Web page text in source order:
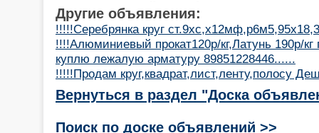
Другие объявления:
!!!!!Серебрянка круг
!!!!Алюминиевый прокат120р/кг,Латунь 190р/кг
куплю лежалую арматуру 89851228446......
!!!!!Продам круг,квадрат,лист,ленту,полосу
Вернуться в раздел "Доска
Поиск по доске объявлений >>